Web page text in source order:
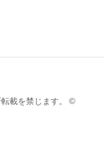
載を禁じます。 ©